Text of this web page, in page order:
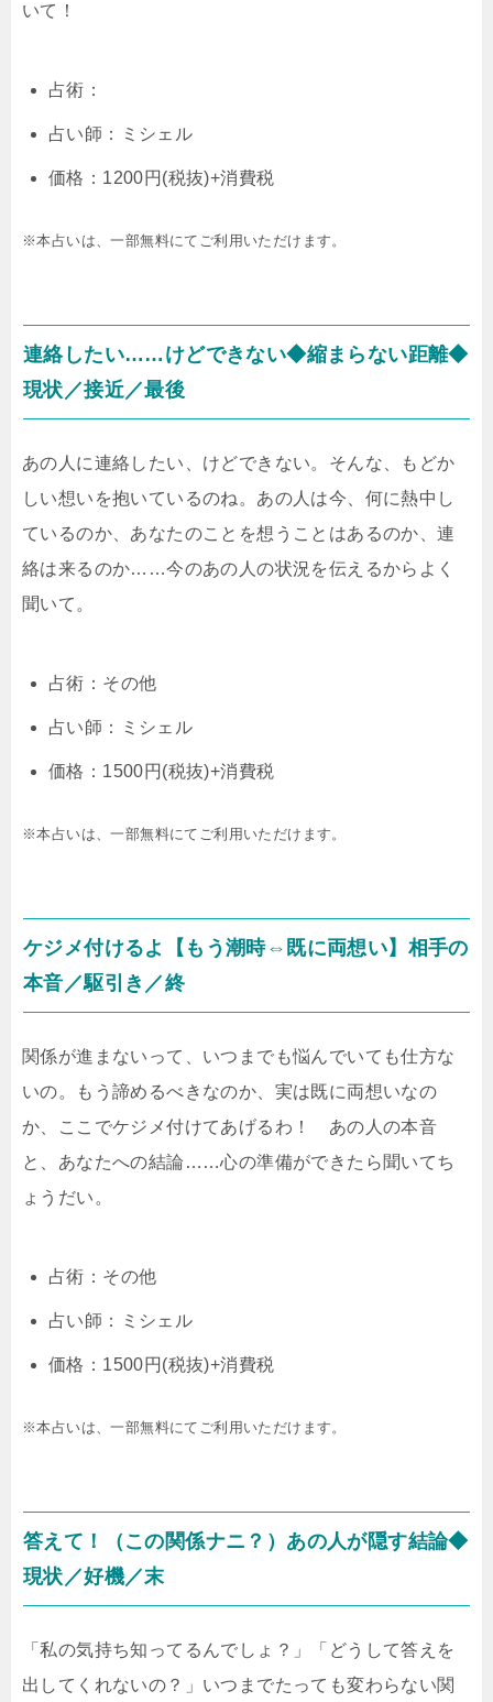
いて！
占術：
占い師：ミシェル
価格：1200円(税抜)+消費税
※本占いは、一部無料にてご利用いただけます。
連絡したい……けどできない◆縮まらない距離◆
現状／接近／最後
あの人に連絡したい、けどできない。そんな、もどか
しい想いを抱いているのね。あの人は今、何に熱中し
ているのか、あなたのことを想うことはあるのか、連
絡は来るのか……今のあの人の状況を伝えるからよく
聞いて。
占術：その他
占い師：ミシェル
価格：1500円(税抜)+消費税
※本占いは、一部無料にてご利用いただけます。
ケジメ付けるよ【もう潮時⇔既に両想い】相手の
本音／駆引き／終
関係が進まないって、いつまでも悩んでいても仕方な
いの。もう諦めるべきなのか、実は既に両想いなの
か、ここでケジメ付けてあげるわ！ あの人の本音
と、あなたへの結論……心の準備ができたら聞いてち
ょうだい。
占術：その他
占い師：ミシェル
価格：1500円(税抜)+消費税
※本占いは、一部無料にてご利用いただけます。
答えて！（この関係ナニ？）あの人が隠す結論◆
現状／好機／末
「私の気持ち知ってるんでしょ？」「どうして答えを
出してくれないの？」いつまでたっても変わらない関